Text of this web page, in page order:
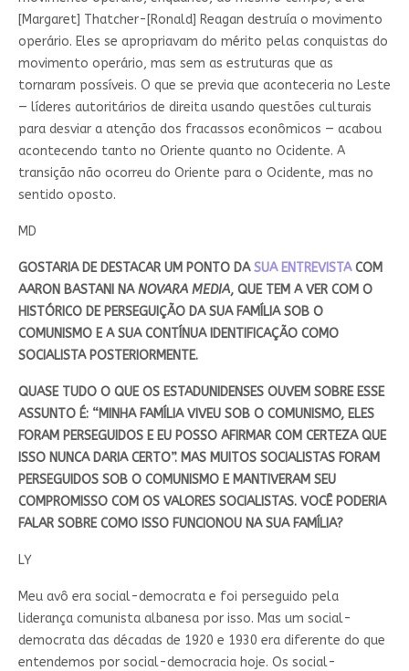
[Margaret] Thatcher-[Ronald] Reagan destruía o movimento
operário. Eles se apropriavam do mérito pelas conquistas do
movimento operário, mas sem as estruturas que as
tornaram possíveis. O que se previa que aconteceria no Leste
— líderes autoritários de direita usando questões culturais
para desviar a atenção dos fracassos econômicos — acabou
acontecendo tanto no Oriente quanto no Ocidente. A
transição não ocorreu do Oriente para o Ocidente, mas no
sentido oposto.
MD
GOSTARIA DE DESTACAR UM PONTO DASUA ENTREVISTACOM
AARON BASTANI NANOVARA MEDIA, QUE TEM A VER COM O
HISTÓRICO DE PERSEGUIÇÃO DA SUA FAMÍLIA SOB O
COMUNISMO E A SUA CONTÍNUA IDENTIFICAÇÃO COMO
SOCIALISTA POSTERIORMENTE.
QUASE TUDO O QUE OS ESTADUNIDENSES OUVEM SOBRE ESSE
ASSUNTO É: “MINHA FAMÍLIA VIVEU SOB O COMUNISMO, ELES
FORAM PERSEGUIDOS E EU POSSO AFIRMAR COM CERTEZA QUE
ISSO NUNCA DARIA CERTO”. MAS MUITOS SOCIALISTAS FORAM
PERSEGUIDOS SOB O COMUNISMO E MANTIVERAM SEU
COMPROMISSO COM OS VALORES SOCIALISTAS. VOCÊ PODERIA
FALAR SOBRE COMO ISSO FUNCIONOU NA SUA FAMÍLIA?
LY
Meu avô era social-democrata e foi perseguido pela
liderança comunista albanesa por isso. Mas um social-
democrata das décadas de 1920 e 1930 era diferente do que
entendemos por social-democracia hoje. Os social-